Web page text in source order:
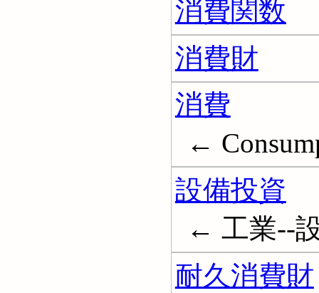
消費関数
消費財
消費
←
設備投資
← 工業--
耐久消費財